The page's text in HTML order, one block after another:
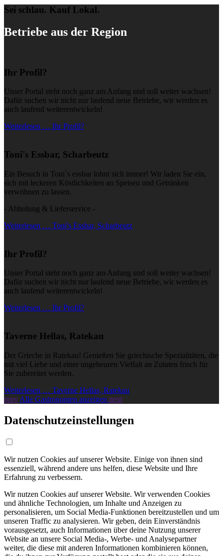
Sei schlau. Kauf Lokal.
Betriebe aus der Region
Ihr Profil?
Unser Portal steht noch ganz am Anfang und soll weiter wachsen!
Dafür suchen wir nicht nur laufend neue Betriebe, wir werden es
auch laufend weiterentwickeln!
Weiterlesen … Ihr Profil?
Toni's Essbar, Scharbeutz
Ein Besuch in Toni´s essbar lohnt sich immer! Wir laden Sie ein,
sich mit leckeren Köstlichkeiten an Speisen und Getränken
verwöhnen zu lassen.
- Abholung & Lieferservice -
Weiterlesen … Toni's Essbar, Scharbeutz
Ihr Profil?
Unser Portal steht noch ganz am Anfang und soll weiter wachsen!
Dafür suchen wir nicht nur laufend neue Betriebe, wir werden es
auch laufend weiterentwickeln!
Weiterlesen … Ihr Profil?
Taverne Hellas, Ratekau
Der Grieche in Ratekau! Genießen Sie griechische Spezialitäten, die
mit viel Liebe und einer ungeheuren Vielfalt an Zutaten frisch für
Sie zubereitet werden.
Weiterlesen … Taverne Hellas, Ratekau
prev Alle Gastronomen anzeigen next
Datenschutzeinstellungen
Wir nutzen Cookies auf unserer Website. Einige von ihnen sind
essenziell, während andere uns helfen, diese Website und Ihre
Erfahrung zu verbessern.
Wir nutzen Cookies auf unserer Website. Wir verwenden Cookies
und ähnliche Technologien, um Inhalte und Anzeigen zu
personalisieren, um Social Media-Funktionen bereitzustellen und um
unseren Traffic zu analysieren. Wir geben, dein Einverständnis
vorausgesetzt, auch Informationen über deine Nutzung unserer
Website an unsere Social Media-, Werbe- und Analysepartner
weiter, die diese mit anderen Informationen kombinieren können,